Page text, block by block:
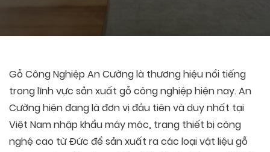
Gỗ Công Nghiệp An Cường là thương hiệu nổi tiếng
trong lĩnh vực sản xuất gỗ công nghiệp hiện nay. An
Cường hiện đang là đơn vị đầu tiên và duy nhất tại
Việt Nam nhập khẩu máy móc, trang thiết bị công
nghệ cao từ Đức để sản xuất ra các loại vật liệu gỗ